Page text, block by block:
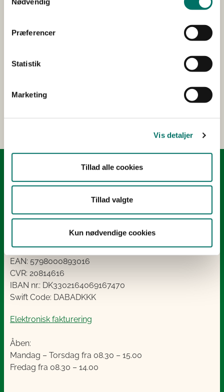
Præferencer
Statistik
Marketing
Vis detaljer
Tillad alle cookies
Tillad valgte
Kun nødvendige cookies
Har du spørgsmål, er du velkommen til at kontakte
Er du journalist? Kontakt vores presseteam på tlf.
1780 København V
Tlf.: +45 33 95 80 00
EAN: 5798000893016
CVR: 20814616
IBAN nr.: DK3302164069167470
Swift Code: DABADKKK
Elektronisk fakturering
Åben:
Mandag – Torsdag fra 08.30 – 15.00
Fredag fra 08.30 – 14.00